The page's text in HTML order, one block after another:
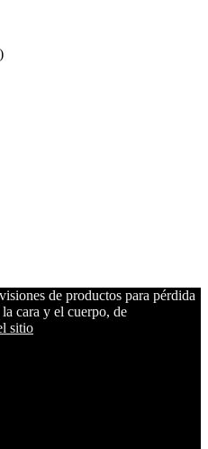
de productos para pérdida
cara y el cuerpo, de
sitio